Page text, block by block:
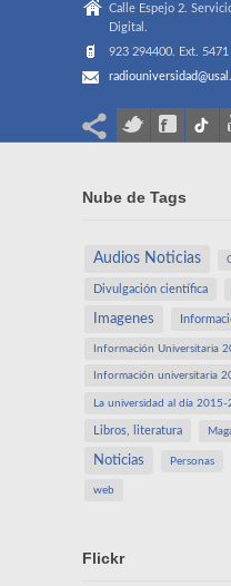
Calle Espejo 2.
Digital.
923 294400. Ext. 5471
Nube de Tags
Audios Noticias
Divulgación científica
Imagenes
Información Universitaria
Información universitaria
La universidad al día
Libros, literatura
Noticias Personas
web
Flickr